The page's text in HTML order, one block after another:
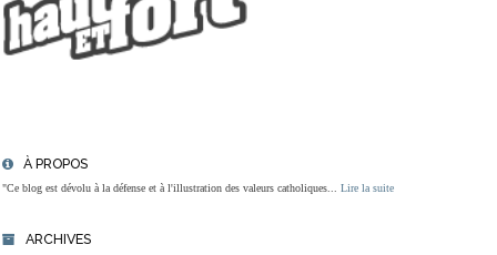
À PROPOS
"Ce blog est dévolu à la défense et à l'illustration des valeurs catholiques... Lire la suite
ARCHIVES